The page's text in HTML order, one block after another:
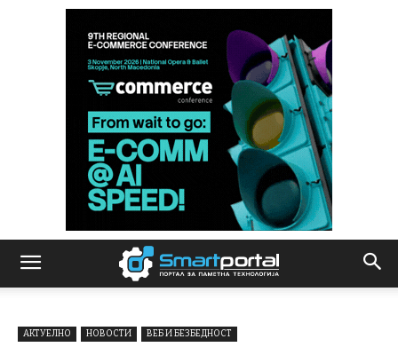
АКТУЕЛНО НОВОСТИ ВЕБ И БЕЗБЕДНОСТ